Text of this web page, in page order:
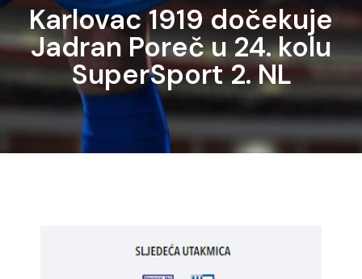
Karlovac 1919 dočekuje
Jadran Poreč u 24. kolu
SuperSport 2. NL